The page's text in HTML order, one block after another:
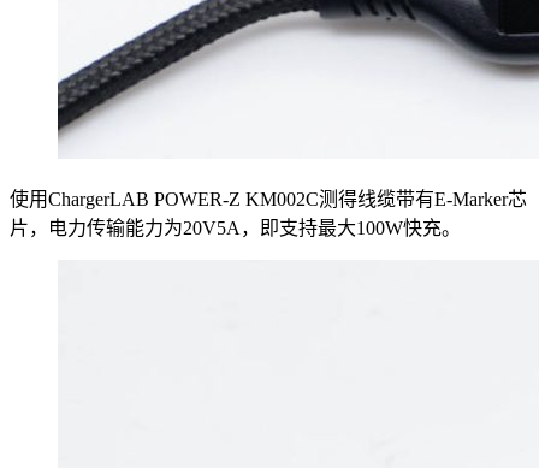
使用ChargerLAB POWER-Z KM002C测得线缆带有E-Marker芯
片，电力传输能力为20V5A，即支持最大100W快充。